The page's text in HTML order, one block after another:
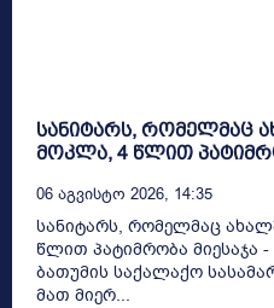
სანიტარს, რომელმაც
მოკლა, 4 წლით
06 Აგვისტო 2026, 14:35
სანიტარს, რომელმაც
წლით პატიმრობა მიესაჯა
ბათუმის საქალაქო
მათ მიერ...